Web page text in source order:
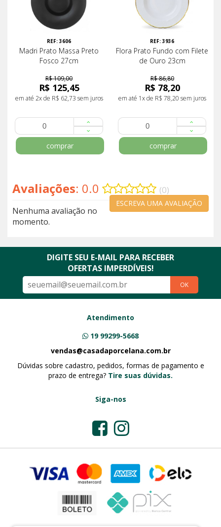
REF: 3606
Madri Prato Massa Preto
Fosco 27cm
R$ 109,00
R$ 125,45
em até 2x de R$ 62,73 sem juros
comprar
REF: 3936
Flora Prato Fundo com Filete
de Ouro 23cm
R$ 86,80
R$ 78,20
em até 1x de R$ 78,20 sem juros
comprar
Avaliações: 0.0 (0)
ESCREVA UMA AVALIAÇÃO
Nenhuma avaliação no
momento.
DIGITE SEU E-MAIL PARA RECEBER
OFERTAS IMPERDÍVEIS!
OK
Atendimento
19 99299-5668
vendas@casadaporcelana.com.br
Dúvidas sobre cadastro, pedidos, formas de pagamento e
prazo de entrega? Tire suas dúvidas.
Siga-nos